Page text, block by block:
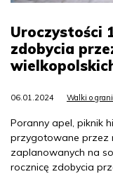
Uroczystości
zdobycia
06.01.2024 Walki o
Poranny apel, piknik
przygotowane przez
zaplanowanych na
rocznicę zdobycia